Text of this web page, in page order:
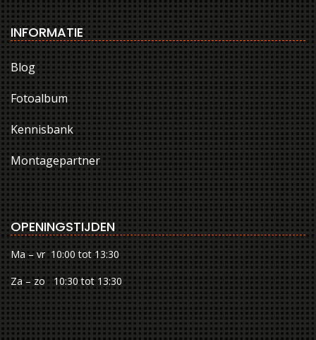
INFORMATIE
Blog
Fotoalbum
Kennisbank
Montagepartner
OPENINGSTIJDEN
Ma – vr 10:00 tot 13:30
Za – zo 10:30 tot 13:30